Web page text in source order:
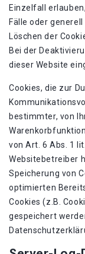
Einzelfall
Fälle oder
Löschen der
Bei der
dieser Website
Cookies, die zur
bestimmter, von
von Art. 6 Abs. 1
Websitebetreiber
Speicherung von
optimierten
Cookies (z.B.
gespeichert